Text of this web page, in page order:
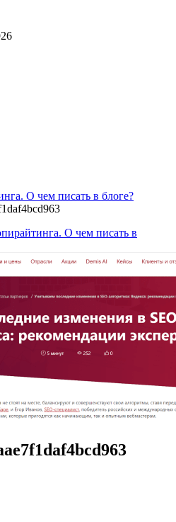
О чем писать в блоге?
О чем писать в